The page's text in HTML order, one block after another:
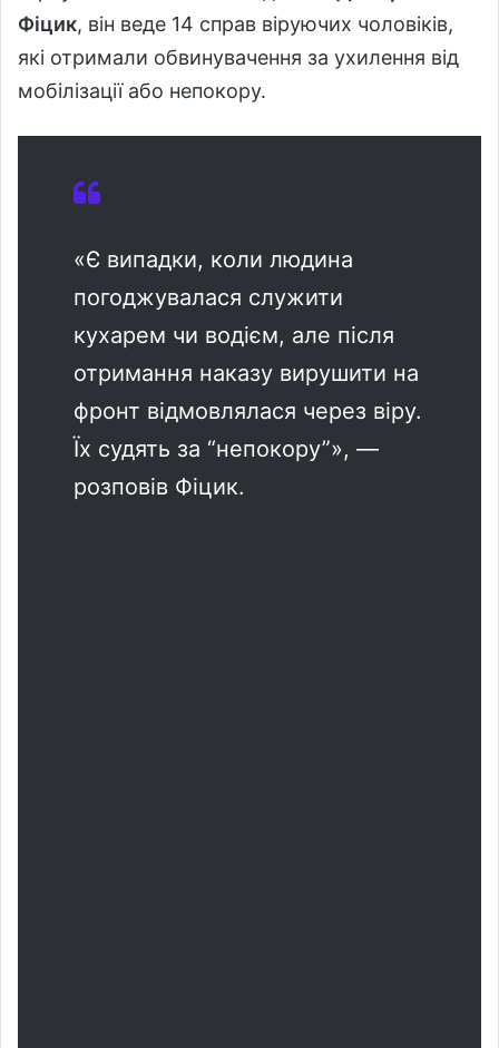
Фіцик, він веде 14 справ віруючих чоловіків,
які отримали обвинувачення за ухилення від
мобілізації або непокору.
«Є випадки, коли людина
погоджувалася служити
кухарем чи водієм, але після
отримання наказу вирушити на
фронт відмовлялася через віру.
Їх судять за “непокору”», —
розповів Фіцик.